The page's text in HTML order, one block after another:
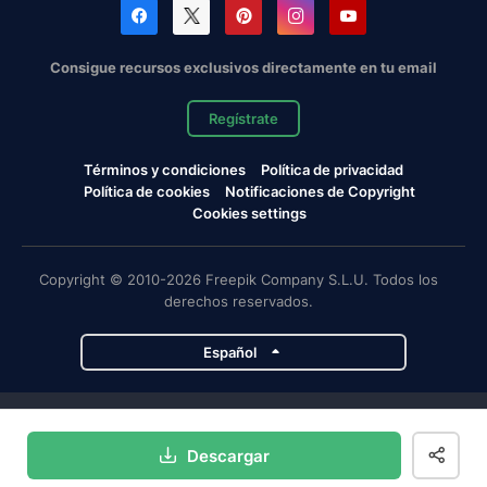
Descargar
Consigue recursos exclusivos directamente en tu email
Regístrate
Términos y condiciones
Política de privacidad
Política de cookies
Notificaciones de Copyright
Cookies settings
Copyright © 2010-2026 Freepik Company S.L.U. Todos los
derechos reservados.
Español
Magnific Flaticon